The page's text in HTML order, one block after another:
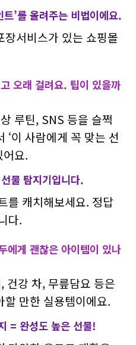
’를 올려주는 비법이에요.
장서비스가 있는 쇼핑몰
오래 걸려요. 팁이 있을까
루틴, SNS 등을 슬쩍
‘이 사람에게 꼭 맞는 선
어요.
물 탐지기입니다.
를 캐치해보세요. 정답
다.
에게 괜찮은 아이템이 있나
건강 차, 무릎담요 등은
할 만한 실용템이에요.
= 완성도 높은 선물!